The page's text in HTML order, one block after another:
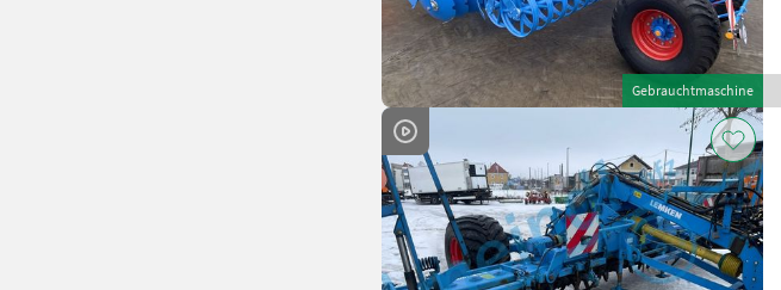
Gebrauchtmaschine